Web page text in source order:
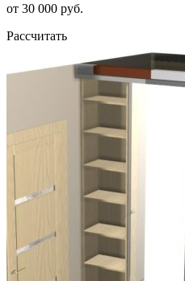
от 30 000 руб.
Рассчитать